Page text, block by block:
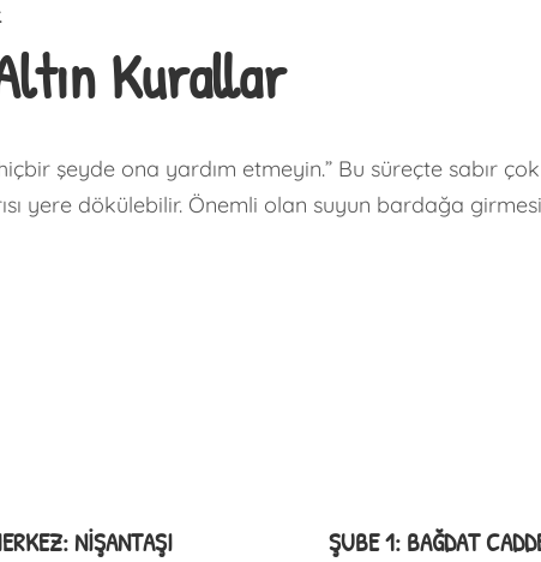
Kurallar
şeyde ona yardım etmeyin.” Bu süreçte sabır
yere dökülebilir. Önemli olan suyun bardağa
NIŞANTAŞI ŞUBE 1: BAĞDAT